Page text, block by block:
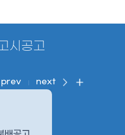
시공고
prev next